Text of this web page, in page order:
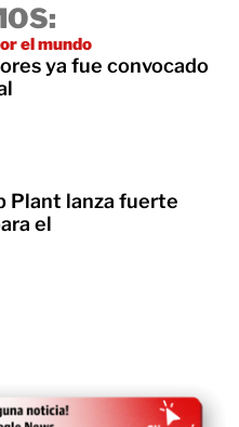
el mundo
ya fue convocado
Plant lanza fuerte
el